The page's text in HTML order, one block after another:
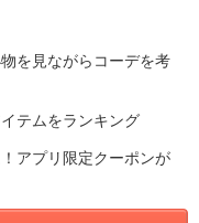
を見ながらコーデを考
テムをランキング
アプリ限定クーポンが